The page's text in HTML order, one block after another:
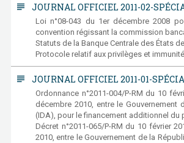
subject JOURNAL OFFICIEL 2011-02-
Loi n°08-043 du 1er décembre 2008
convention régissant la commission
Statuts de la Banque Centrale des États
Protocole relatif aux privilèges et
subject JOURNAL OFFICIEL 2011-01-
Ordonnance n°2011-004/P-RM du 10
décembre 2010, entre le
(IDA), pour le financement additionnel du
Décret n°2011-065/P-RM du 10 février
2010, entre le Gouvernement de la